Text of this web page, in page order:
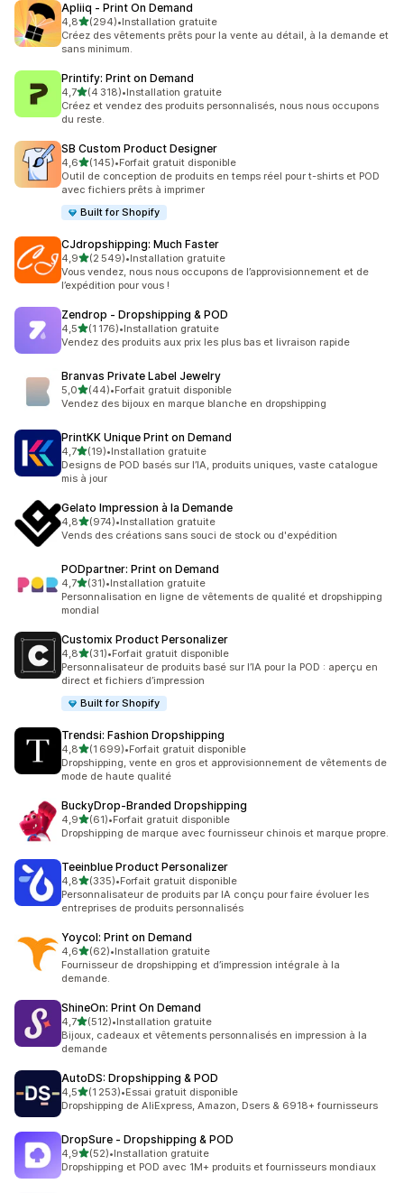
Apliiq ‑ Print On Demand
4,8étoile(s) sur 5
(294)
294 avis au total
•Installation gratuite
Créez des vêtements prêts pour la vente au détail, à la demande et
sans minimum.
Printify: Print on Demand
4,7étoile(s) sur 5
(4 318)
4318 avis au total
•Installation gratuite
Créez et vendez des produits personnalisés, nous nous occupons
du reste.
SB Custom Product Designer
4,6étoile(s) sur 5
(145)
145 avis au total
•Forfait gratuit disponible
Outil de conception de produits en temps réel pour t-shirts et POD
avec fichiers prêts à imprimer
Built for Shopify
CJdropshipping: Much Faster
4,9étoile(s) sur 5
(2 549)
2549 avis au total
•Installation gratuite
Vous vendez, nous nous occupons de l’approvisionnement et de
l’expédition pour vous !
Zendrop ‑ Dropshipping & POD
4,5étoile(s) sur 5
(1 176)
1176 avis au total
•Installation gratuite
Vendez des produits aux prix les plus bas et livraison rapide
Branvas Private Label Jewelry
5,0étoile(s) sur 5
(44)
44 avis au total
•Forfait gratuit disponible
Vendez des bijoux en marque blanche en dropshipping
PrintKK Unique Print on Demand
4,7étoile(s) sur 5
(19)
19 avis au total
•Installation gratuite
Designs de POD basés sur l’IA, produits uniques, vaste catalogue
mis à jour
Gelato Impression à la Demande
4,8étoile(s) sur 5
(974)
974 avis au total
•Installation gratuite
Vends des créations sans souci de stock ou d'expédition
PODpartner: Print on Demand
4,7étoile(s) sur 5
(31)
31 avis au total
•Installation gratuite
Personnalisation en ligne de vêtements de qualité et dropshipping
mondial
Customix Product Personalizer
4,8étoile(s) sur 5
(31)
31 avis au total
•Forfait gratuit disponible
Personnalisateur de produits basé sur l’IA pour la POD : aperçu en
direct et fichiers d’impression
Built for Shopify
Trendsi: Fashion Dropshipping
4,8étoile(s) sur 5
(1 699)
1699 avis au total
•Forfait gratuit disponible
Dropshipping, vente en gros et approvisionnement de vêtements de
mode de haute qualité
BuckyDrop‑Branded Dropshipping
4,9étoile(s) sur 5
(61)
61 avis au total
•Forfait gratuit disponible
Dropshipping de marque avec fournisseur chinois et marque propre.
Teeinblue Product Personalizer
4,8étoile(s) sur 5
(335)
335 avis au total
•Forfait gratuit disponible
Personnalisateur de produits par IA conçu pour faire évoluer les
entreprises de produits personnalisés
Yoycol: Print on Demand
4,6étoile(s) sur 5
(62)
62 avis au total
•Installation gratuite
Fournisseur de dropshipping et d’impression intégrale à la
demande.
ShineOn: Print On Demand
4,7étoile(s) sur 5
(512)
512 avis au total
•Installation gratuite
Bijoux, cadeaux et vêtements personnalisés en impression à la
demande
AutoDS: Dropshipping & POD
4,5étoile(s) sur 5
(1 253)
1253 avis au total
•Essai gratuit disponible
Dropshipping de AliExpress, Amazon, Dsers & 6918+ fournisseurs
DropSure ‑ Dropshipping & POD
4,9étoile(s) sur 5
(52)
52 avis au total
•Installation gratuite
Dropshipping et POD avec 1M+ produits et fournisseurs mondiaux